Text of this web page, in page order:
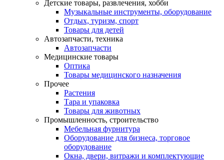
Детские товары, развлечения, хобби
Музыкальные инструменты, оборудование
Отдых, туризм, спорт
Товары для детей
Автозапчасти, техника
Автозапчасти
Медицинские товары
Оптика
Товары медицинского назначения
Прочее
Растения
Тара и упаковка
Товары для животных
Промышленность, строительство
Мебельная фурнитура
Оборудование для бизнеса, торговое
оборудование
Окна, двери, витражи и комплектующие